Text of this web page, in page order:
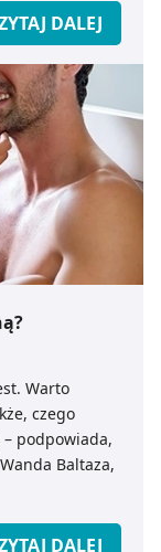
DALEJ
Warto
czego
podpowiada,
Baltaza,
DALEJ